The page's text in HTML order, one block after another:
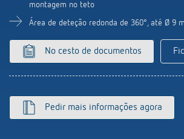
montagem no teto
Área de deteção redonda de 360°, até Ø 9
No cesto de documentos
Pedir mais informações agora